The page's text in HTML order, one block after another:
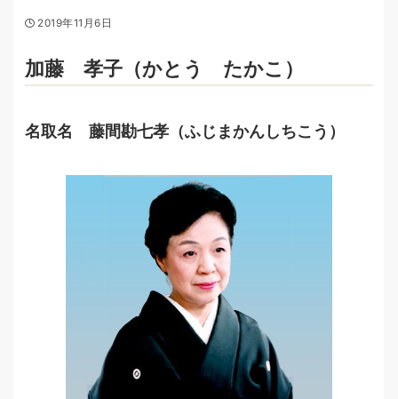
2019年11月6日
加藤 孝子（かとう たかこ）
名取名 藤間勘七孝（ふじまかんしちこう）